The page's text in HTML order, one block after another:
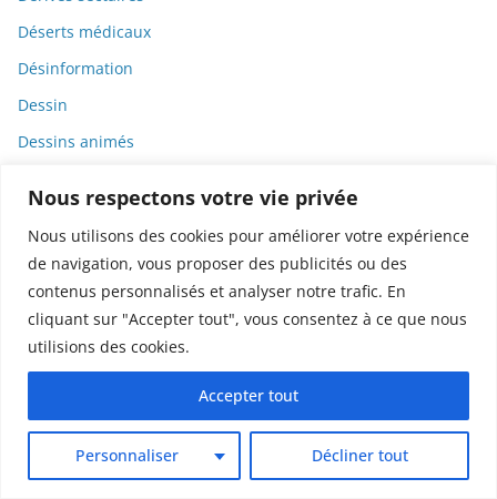
Nous respectons votre vie privée
Nous utilisons des cookies pour améliorer votre expérience
de navigation, vous proposer des publicités ou des
contenus personnalisés et analyser notre trafic. En
cliquant sur "Accepter tout", vous consentez à ce que nous
utilisions des cookies.
Personnaliser Décliner tout
Accepter tout
Déserts médicaux
Désinformation
Dessin
Dessins animés
Dette immunitaire
Deux-roues
Diagnostic